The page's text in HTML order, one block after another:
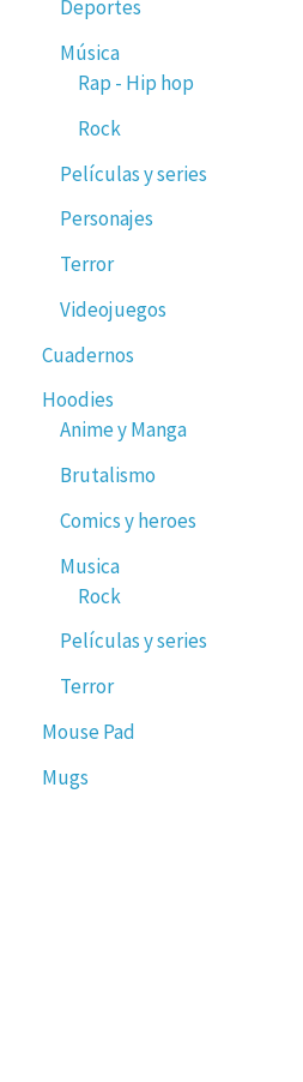
Deportes
Música
Rap - Hip hop
Rock
Películas y series
Personajes
Terror
Videojuegos
Cuadernos
Hoodies
Anime y Manga
Brutalismo
Comics y heroes
Musica
Rock
Películas y series
Terror
Mouse Pad
Mugs